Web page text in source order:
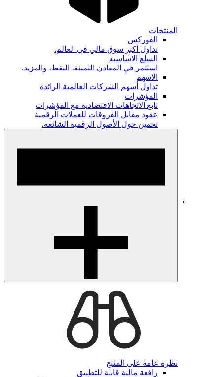
المنتجات
الفوركس
تداول أكبر سوق مالي في العالم.
السلع الاساسيه
استثمر في المعادن الثمينة، النفط، والمزيد.
الاسهم
تداول أسهم الشركات العالمية الرائدة
المؤشرات
تابع الاتجاهات الاقتصادية مع المؤشرات
عقود مقابل الفروقات للعملات الرقمية
تخمين حول الأصول الرقمية الشائعة.
نظرة عامة على المنتج
رافعة مالية قابلة للتطبيق